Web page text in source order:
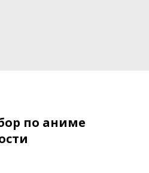
по аниме